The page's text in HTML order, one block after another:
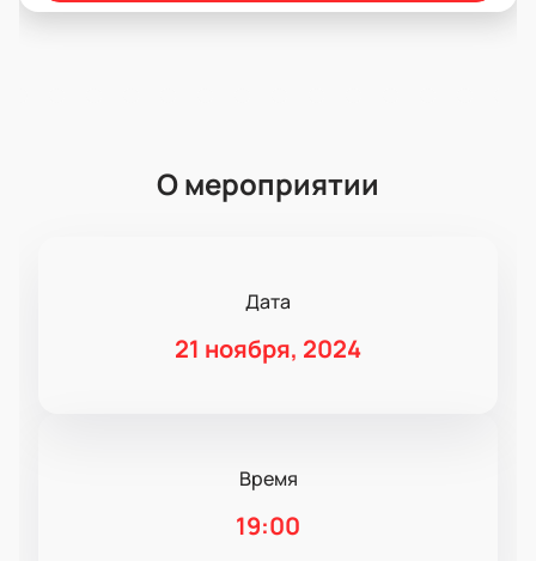
О мероприятии
Дата
21 ноября, 2024
Время
19:00